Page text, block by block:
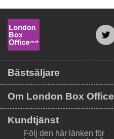
Bästsäljare
Om London Box Office
Kundtjänst
Följ den här länken för